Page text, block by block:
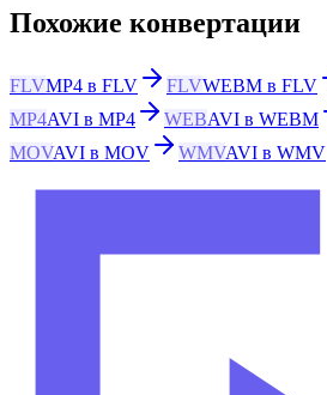
Похожие конвертации
FLVMP4 в FLV FLVWEBM в FLV
MP4AVI в MP4 WEBAVI в WEBM
MOVAVI в MOV WMVAVI в WMV